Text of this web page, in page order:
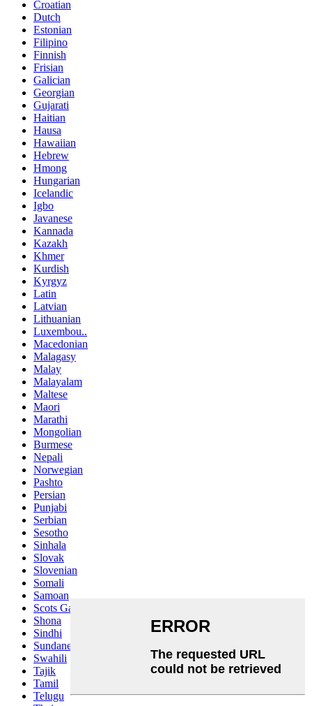
Croatian
Dutch
Estonian
Filipino
Finnish
Frisian
Galician
Georgian
Gujarati
Haitian
Hausa
Hawaiian
Hebrew
Hmong
Hungarian
Icelandic
Igbo
Javanese
Kannada
Kazakh
Khmer
Kurdish
Kyrgyz
Latin
Latvian
Lithuanian
Luxembou..
Macedonian
Malagasy
Malay
Malayalam
Maltese
Maori
Marathi
Mongolian
Burmese
Nepali
Norwegian
Pashto
Persian
Punjabi
Serbian
Sesotho
Sinhala
Slovak
Slovenian
Somali
Samoan
Scots Gaelic
Shona
Sindhi
Sundanese
Swahili
Tajik
Tamil
Telugu